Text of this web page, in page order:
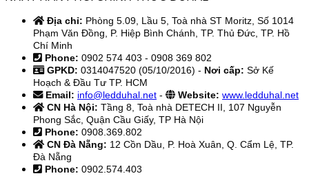
Địa chỉ: Phòng 5.09, Lầu 5, Toà nhà ST Moritz, Số 1014
Phạm Văn Đồng, P. Hiệp Bình Chánh, TP. Thủ Đức, TP. Hồ
Chí Minh
Phone: 0902 574 403 - 0908 369 802
GPKD: 0314047520 (05/10/2016) - Nơi cấp: Sở Kế
Hoạch & Đầu Tư TP. HCM
Email: info@ledduhal.net - Website: www.ledduhal.net
CN Hà Nội: Tầng 8, Toà nhà DETECH II, 107 Nguyễn
Phong Sắc, Quận Cầu Giấy, TP Hà Nội
Phone: 0908.369.802
CN Đà Nẵng: 12 Cồn Dầu, P. Hoà Xuân, Q. Cẩm Lệ, TP.
Đà Nẵng
Phone: 0902.574.403